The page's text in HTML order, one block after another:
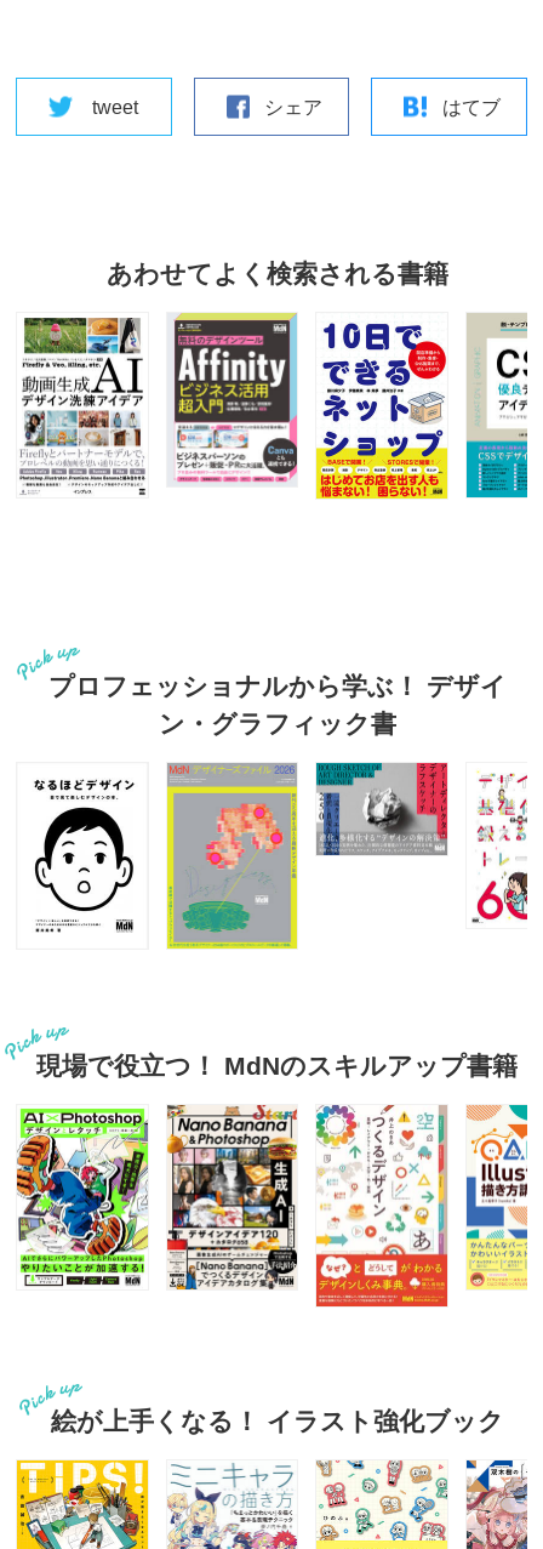
tweet シェア はてブ
あわせてよく検索される書籍
プロフェッショナルから学ぶ！ デザイ
ン・グラフィック書
現場で役立つ！ MdNのスキルアップ書籍
絵が上手くなる！ イラスト強化ブック